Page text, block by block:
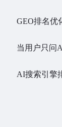
AI搜索引擎